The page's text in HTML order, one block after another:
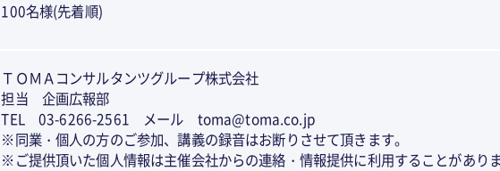
100名様(先着順)
ＴＯＭＡコンサルタンツグループ株式会社
担当 企画広報部
TEL 03-6266-2561 メール toma@toma.co.jp
※同業・個人の方のご参加、講義の録音はお断りさせて頂きます。
※ご提供頂いた個人情報は主催会社からの連絡・情報提供に利用することがありま